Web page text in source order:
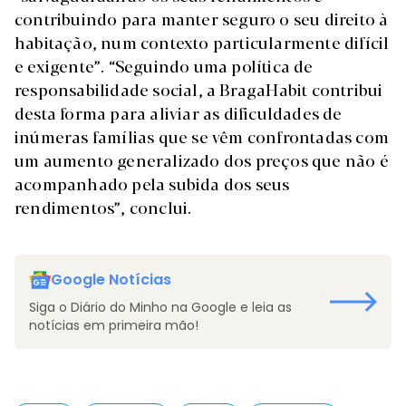
contribuindo para manter seguro o seu direito à
habitação, num contexto particularmente difícil
e exigente”. “Seguindo uma política de
responsabilidade social, a BragaHabit contribui
desta forma para aliviar as dificuldades de
inúmeras famílias que se vêm confrontadas com
um aumento generalizado dos preços que não é
acompanhado pela subida dos seus
rendimentos”, conclui.
Google Notícias
Siga o Diário do Minho na Google e leia as
notícias em primeira mão!